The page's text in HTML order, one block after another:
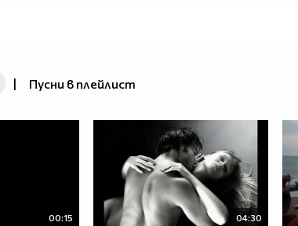
| Пусни в плейлист
00:15 04:30